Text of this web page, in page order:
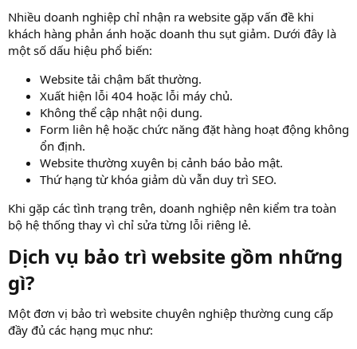
Nhiều doanh nghiệp chỉ nhận ra website gặp vấn đề khi
khách hàng phản ánh hoặc doanh thu sụt giảm. Dưới đây là
một số dấu hiệu phổ biến:
Website tải chậm bất thường.
Xuất hiện lỗi 404 hoặc lỗi máy chủ.
Không thể cập nhật nội dung.
Form liên hệ hoặc chức năng đặt hàng hoạt động không
ổn định.
Website thường xuyên bị cảnh báo bảo mật.
Thứ hạng từ khóa giảm dù vẫn duy trì SEO.
Khi gặp các tình trạng trên, doanh nghiệp nên kiểm tra toàn
bộ hệ thống thay vì chỉ sửa từng lỗi riêng lẻ.
Dịch vụ bảo trì website gồm những
gì?​
Một đơn vị bảo trì website chuyên nghiệp thường cung cấp
đầy đủ các hạng mục như: